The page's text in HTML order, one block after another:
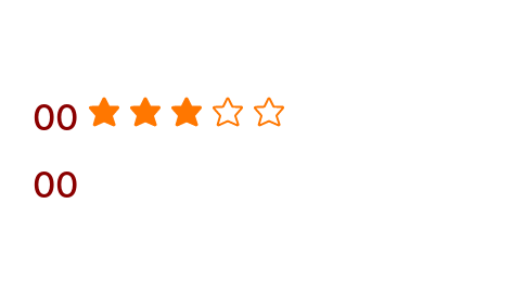
​00
00
average rating is 3 out of 5